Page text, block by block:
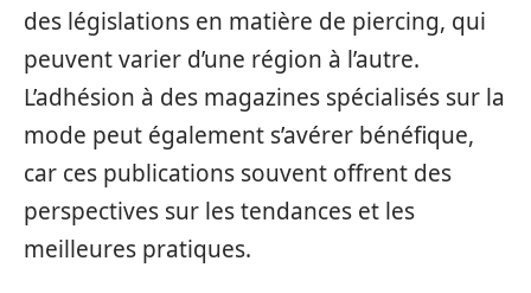
des législations en matière de piercing, qui
peuvent varier d’une région à l’autre.
L’adhésion à des magazines spécialisés sur la
mode peut également s’avérer bénéfique,
car ces publications souvent offrent des
perspectives sur les tendances et les
meilleures pratiques.